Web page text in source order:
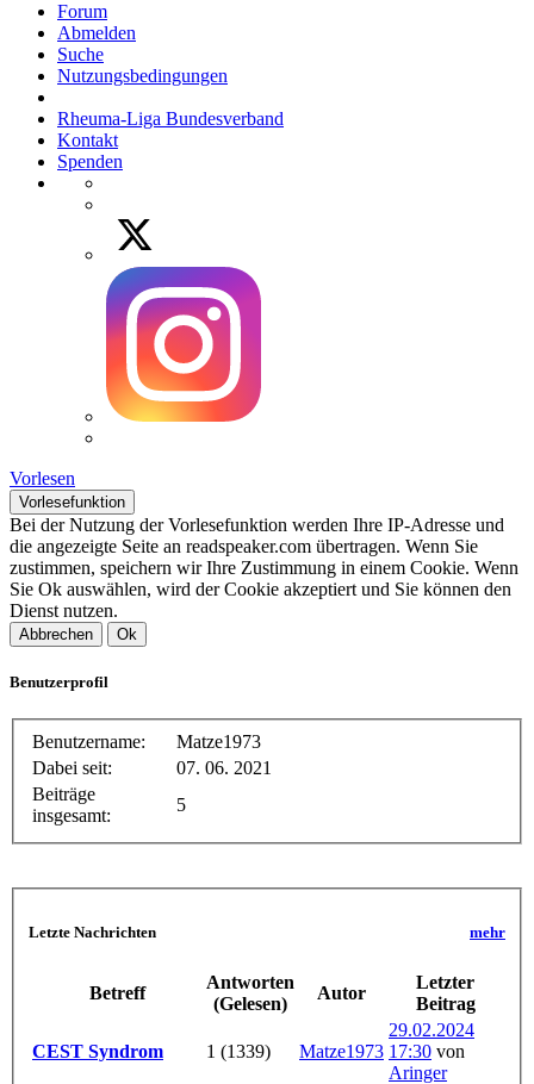
Forum
Abmelden
Suche
Nutzungsbedingungen
Rheuma-Liga Bundesverband
Kontakt
Spenden
Vorlesen
Vorlesefunktion
Bei der Nutzung der Vorlesefunktion werden Ihre IP-Adresse und
die angezeigte Seite an readspeaker.com übertragen. Wenn Sie
zustimmen, speichern wir Ihre Zustimmung in einem Cookie. Wenn
Sie Ok auswählen, wird der Cookie akzeptiert und Sie können den
Dienst nutzen.
Abbrechen Ok
Benutzerprofil
Benutzername:
Matze1973
Dabei seit:
07. 06. 2021
Beiträge
insgesamt:
5
Letzte Nachrichten mehr
Betreff
Antworten
(Gelesen)
Autor
Letzter
Beitrag
CEST Syndrom 1 (1339) Matze1973
29.02.2024
17:30 von
Aringer